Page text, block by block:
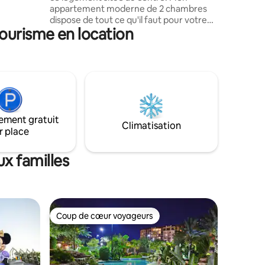
appartement moderne de 2 chambres
dispose de tout ce qu'il faut pour votre
voyage à Orlando. Le logement est
équipé d'une arrivée autonome, d'un
Notre Airbnb est à distance de marche
de plusieurs restaurants, parcs et lignes
de bus populaires. Une base idéale pour
explorer Orlando. Vous allez ADORER !
en location
gratuit
place
Climatisation
familles
Coup de cœur voyageurs
Coup de cœur voyageurs